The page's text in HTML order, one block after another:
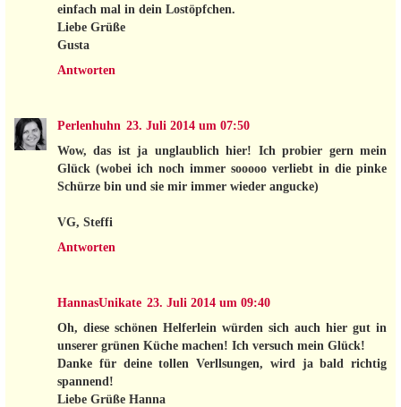
einfach mal in dein Lostöpfchen.
Liebe Grüße
Gusta
Antworten
Perlenhuhn 23. Juli 2014 um 07:50
Wow, das ist ja unglaublich hier! Ich probier gern mein
Glück (wobei ich noch immer sooooo verliebt in die pinke
Schürze bin und sie mir immer wieder angucke)
VG, Steffi
Antworten
HannasUnikate 23. Juli 2014 um 09:40
Oh, diese schönen Helferlein würden sich auch hier gut in
unserer grünen Küche machen! Ich versuch mein Glück!
Danke für deine tollen Verllsungen, wird ja bald richtig
spannend!
Liebe Grüße Hanna